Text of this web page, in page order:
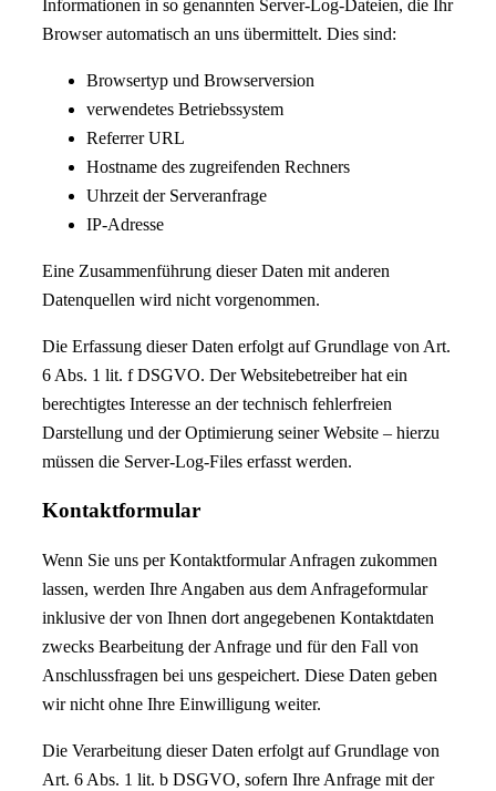
Informationen in so genannten Server-Log-Dateien, die Ihr
Browser automatisch an uns übermittelt. Dies sind:
Browsertyp und Browserversion
verwendetes Betriebssystem
Referrer URL
Hostname des zugreifenden Rechners
Uhrzeit der Serveranfrage
IP-Adresse
Eine Zusammenführung dieser Daten mit anderen
Datenquellen wird nicht vorgenommen.
Die Erfassung dieser Daten erfolgt auf Grundlage von Art.
6 Abs. 1 lit. f DSGVO. Der Websitebetreiber hat ein
berechtigtes Interesse an der technisch fehlerfreien
Darstellung und der Optimierung seiner Website – hierzu
müssen die Server-Log-Files erfasst werden.
Kontaktformular
Wenn Sie uns per Kontaktformular Anfragen zukommen
lassen, werden Ihre Angaben aus dem Anfrageformular
inklusive der von Ihnen dort angegebenen Kontaktdaten
zwecks Bearbeitung der Anfrage und für den Fall von
Anschlussfragen bei uns gespeichert. Diese Daten geben
wir nicht ohne Ihre Einwilligung weiter.
Die Verarbeitung dieser Daten erfolgt auf Grundlage von
Art. 6 Abs. 1 lit. b DSGVO, sofern Ihre Anfrage mit der